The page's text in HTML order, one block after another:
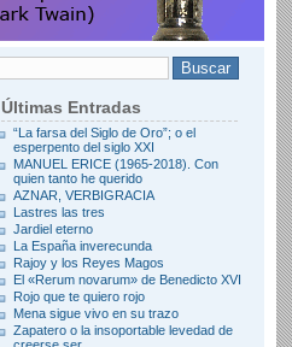
Últimas Entradas
“La farsa del Siglo de Oro”; o el
esperpento del siglo XXI
MANUEL ERICE (1965-2018). Con
quien tanto he querido
AZNAR, VERBIGRACIA
Lastres las tres
Jardiel eterno
La España inverecunda
Rajoy y los Reyes Magos
El «Rerum novarum» de Benedicto XVI
Rojo que te quiero rojo
Mena sigue vivo en su trazo
Zapatero o la insoportable levedad de